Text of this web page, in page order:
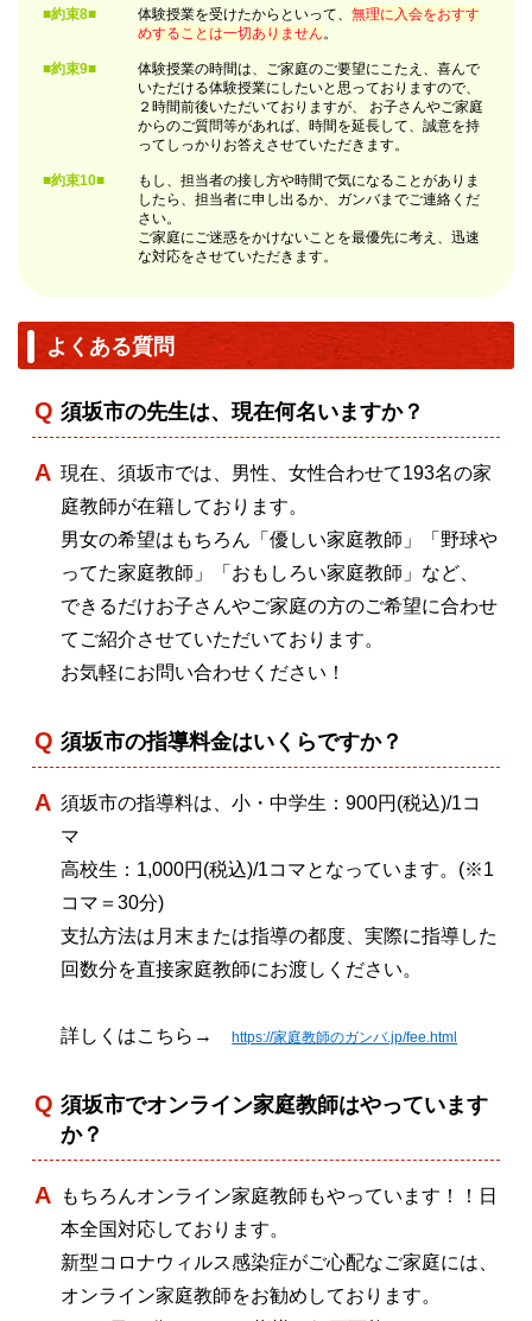
■約束8■ 体験授業を受けたからといって、 無理に入会をおすす
めすることは一切ありません。
■約束9■
体験授業の時間は、ご家庭のご要望にこたえ、喜んで
いただける体験授業にしたいと思っておりますので、
２時間前後いただいておりますが、 お子さんやご家庭
からのご質問等があれば、時間を延長して、誠意を持
ってしっかりお答えさせていただきます。
■約束10■
もし、担当者の接し方や時間で気になることがありま
したら、担当者に申し出るか、ガンバまでご連絡くだ
さい。
ご家庭にご迷惑をかけないことを最優先に考え、迅速
な対応をさせていただきます。
よくある質問
須坂市の先生は、現在何名いますか？
現在、須坂市では、男性、女性合わせて193名の家
庭教師が在籍しております。
男女の希望はもちろん「優しい家庭教師」「野球や
ってた家庭教師」「おもしろい家庭教師」など、
できるだけお子さんやご家庭の方のご希望に合わせ
てご紹介させていただいております。
お気軽にお問い合わせください！
須坂市の指導料金はいくらですか？
須坂市の指導料は、小・中学生：900円(税込)/1コ
マ
高校生：1,000円(税込)/1コマとなっています。(※1
コマ＝30分)
支払方法は月末または指導の都度、実際に指導した
回数分を直接家庭教師にお渡しください。
詳しくはこちら→https://家庭教師のガンバ.jp/fee.html
須坂市でオンライン家庭教師はやっています
か？
もちろんオンライン家庭教師もやっています！！日
本全国対応しております。
新型コロナウィルス感染症がご心配なご家庭には、
オンライン家庭教師をお勧めしております。